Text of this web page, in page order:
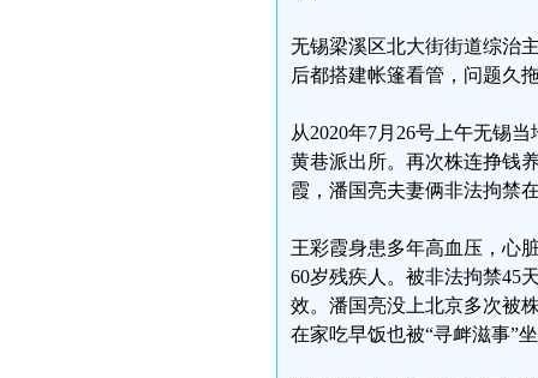
无锡梁溪区北大街街道综治
后都搭建帐篷看管，问题久
从2020年7月26号上午无锡
黄巷派出所。再次株连挣钱
霞，潘国亮夫妻俩非法拘禁
王彩霞身患多年高血压，心
60岁残疾人。被非法拘禁45
效。潘国亮没上北京多次被
在家吃早饭也被“寻衅滋事”